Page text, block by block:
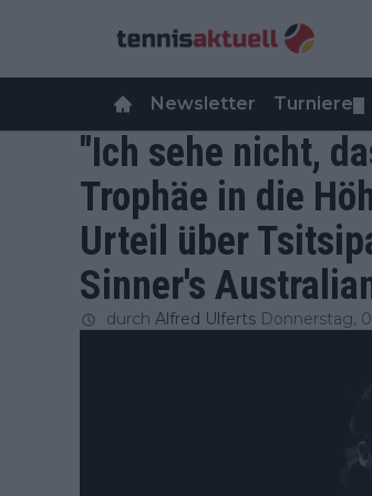
Newsletter Turniere
"Ich sehe nicht,
Trophäe in die
Urteil über
Sinner's
durch Alfred Ulferts Donnerstag,